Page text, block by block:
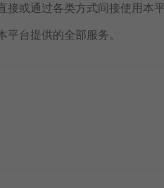
或通过各类方式间接使用本
台提供的全部服务。